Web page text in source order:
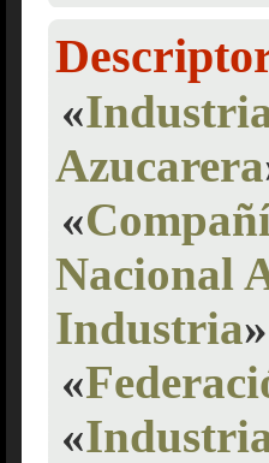
«
Azucarera
«
Nacional
Industria»
«
«